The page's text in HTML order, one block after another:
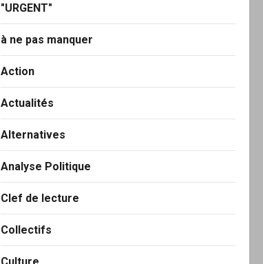
"URGENT"
à ne pas manquer
Action
Actualités
Alternatives
Analyse Politique
Clef de lecture
Collectifs